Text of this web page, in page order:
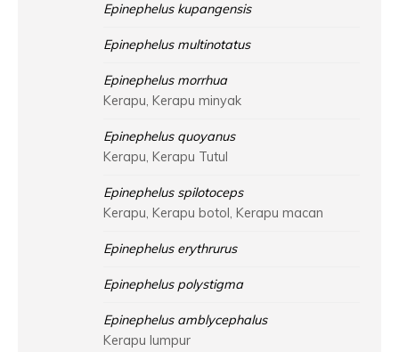
Epinephelus kupangensis
Epinephelus multinotatus
Epinephelus morrhua
Kerapu, Kerapu minyak
Epinephelus quoyanus
Kerapu, Kerapu Tutul
Epinephelus spilotoceps
Kerapu, Kerapu botol, Kerapu macan
Epinephelus erythrurus
Epinephelus polystigma
Epinephelus amblycephalus
Kerapu lumpur